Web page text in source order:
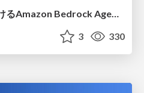
NYC Summit 2026 における Amazon Bedrock AgentCore のアップデート
3 330